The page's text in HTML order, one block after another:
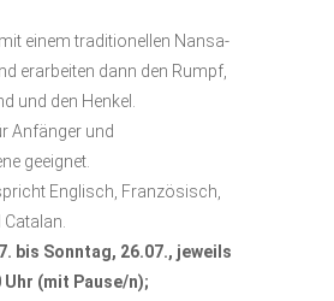
einem traditionellen Nansa-
erarbeiten dann den Rumpf,
und den Henkel.
Anfänger und
geeignet.
Englisch, Französisch,
bis Sonntag, 26.07., jeweils
Uhr (mit Pause/n);